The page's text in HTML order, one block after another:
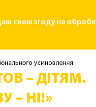
свою згоду на
усиновлення
– ДІТЯМ.
– НІ!»